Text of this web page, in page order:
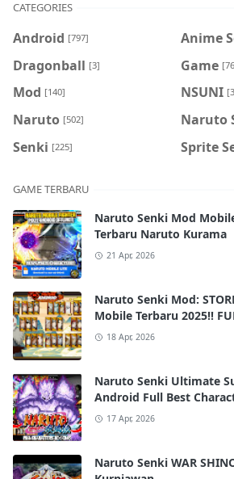
CATEGORIES
Android [797] Anime
Dragonball [3] Game
Mod [140] NSUNI
Naruto [502] Naruto
Senki [225] Sprite
GAME TERBARU
Naruto Senki Mod
Terbaru Naruto Kurama
21 Apr, 2026
Naruto Senki Mod:
Mobile Terbaru 2025!!
18 Apr, 2026
Naruto Senki Ultimate
Android Full Best
17 Apr, 2026
Naruto Senki WAR